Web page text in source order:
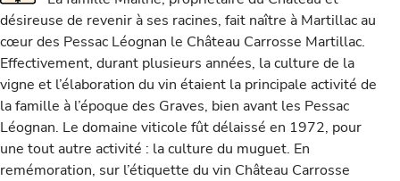
désireuse de revenir à ses racines, fait naître à Martillac au
cœur des Pessac Léognan le Château Carrosse Martillac.
Effectivement, durant plusieurs années, la culture de la
vigne et l’élaboration du vin étaient la principale activité de
la famille à l’époque des Graves, bien avant les Pessac
Léognan. Le domaine viticole fût délaissé en 1972, pour
une tout autre activité : la culture du muguet. En
remémoration, sur l’étiquette du vin Château Carrosse